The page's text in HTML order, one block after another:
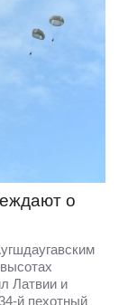
о
Латвии и
й пехотный